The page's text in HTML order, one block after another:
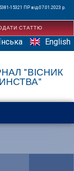
15321 ПР від 07.01.2023 р.
СТАТТЮ
English
"ВІСНИК